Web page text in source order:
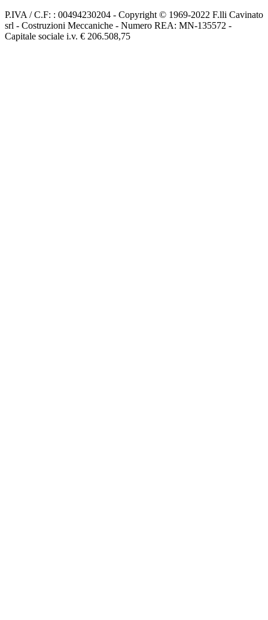
P.IVA / C.F: : 00494230204 - Copyright © 1969-2022 F.lli Cavinato
srl - Costruzioni Meccaniche - Numero REA: MN-135572 -
Capitale sociale i.v. € 206.508,75